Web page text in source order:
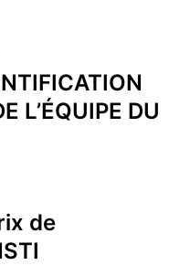
L’ÉQUIPE DU
de